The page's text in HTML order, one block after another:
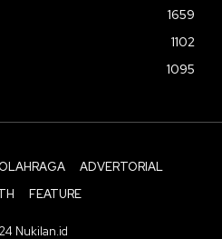
1659
1102
1095
ADVERTORIAL
FEATURE
Nukilan.id